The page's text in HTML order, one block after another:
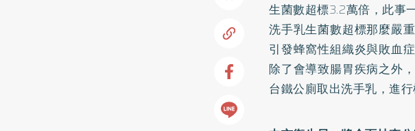
生菌數超標3.2萬倍，此事
洗手乳生菌數超標那麼嚴
引發蜂窩性組織炎與敗血
除了會導致腸胃疾病之外
台鐵公廁取出洗手乳，進